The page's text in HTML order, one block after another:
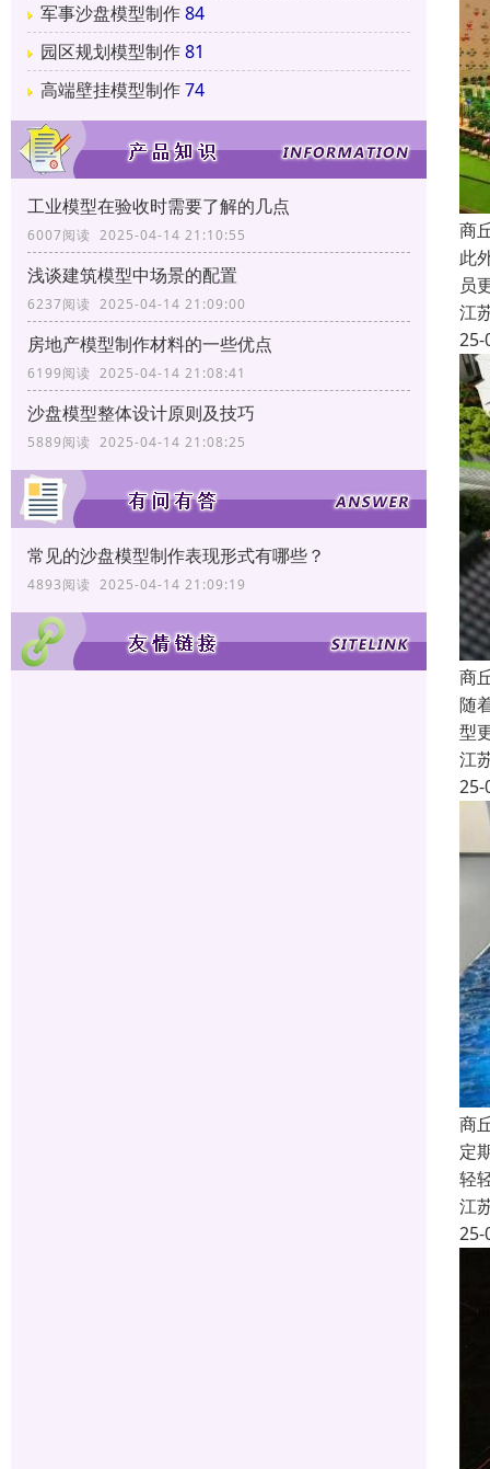
军事沙盘模型制作84
园区规划模型制作81
高端壁挂模型制作74
工业模型在验收时需要了解的几点
6007阅读 2025-04-14 21:10:55
浅谈建筑模型中场景的配置
6237阅读 2025-04-14 21:09:00
房地产模型制作材料的一些优点
6199阅读 2025-04-14 21:08:41
沙盘模型整体设计原则及技巧
5889阅读 2025-04-14 21:08:25
常见的沙盘模型制作表现形式有哪些？
4893阅读 2025-04-14 21:09:19
商
此
员
江
25-
商
随
型
江
25-
商
定
轻
江
25-